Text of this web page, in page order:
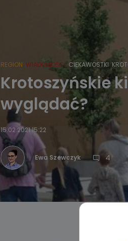
REGION WIADOMOŚCI CIEKAWOSTKI
Krotoszyńskie
wyglądać?
15.02.2021 15:22
Ewa Szewczyk 4